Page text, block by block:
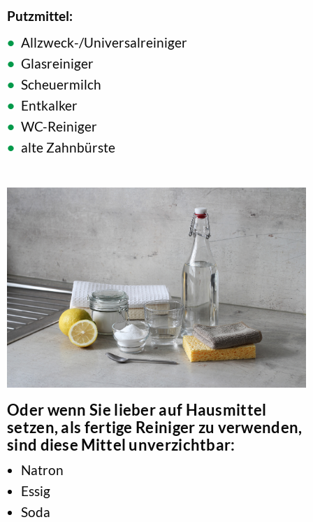
Putzmittel:
Allzweck-/Universalreiniger
Glasreiniger
Scheuermilch
Entkalker
WC-Reiniger
alte Zahnbürste
Oder wenn Sie lieber auf Hausmittel
setzen, als fertige Reiniger zu verwenden,
sind diese Mittel unverzichtbar:
Natron
Essig
Soda